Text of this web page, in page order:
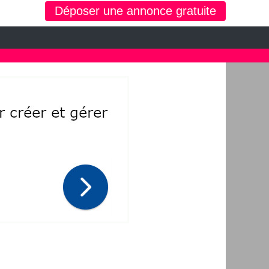
Déposer une annonce gratuite
moto, équipements enfants ou maison sur le petit bazar